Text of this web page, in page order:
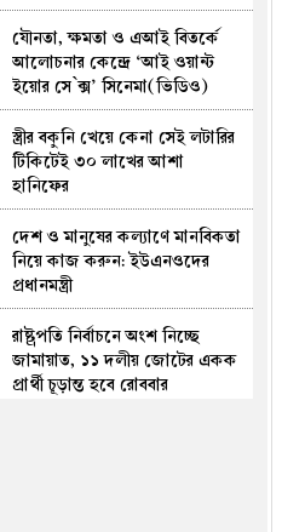
যৌনতা, ক্ষমতা ও এআই বিতর্কে
আলোচনার কেন্দ্রে ‘আই ওয়ান্ট
ইয়োর সে`ক্স’ সিনেমা(ভিডিও)
স্ত্রীর বকুনি খেয়ে কেনা সেই লটারির
টিকিটেই ৩০ লাখের আশা
হানিফের
দেশ ও মানুষের কল্যাণে মানবিকতা
নিয়ে কাজ করুন: ইউএনওদের
প্রধানমন্ত্রী
রাষ্ট্রপতি নির্বাচনে অংশ নিচ্ছে
জামায়াত, ১১ দলীয় জোটের একক
প্রার্থী চূড়ান্ত হবে রোববার